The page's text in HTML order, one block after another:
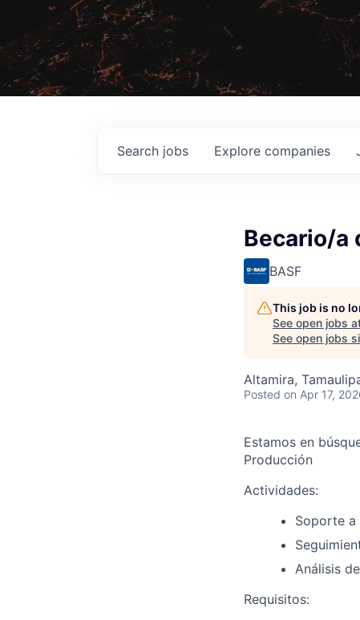
Search jobs Explore companies
Becario/a
BASF
This job is no
See open jobs
See open jobs
Altamira,
Posted on Apr 17,
Estamos en
Producción
Actividades:
Soporte
Análisis
Requisitos: